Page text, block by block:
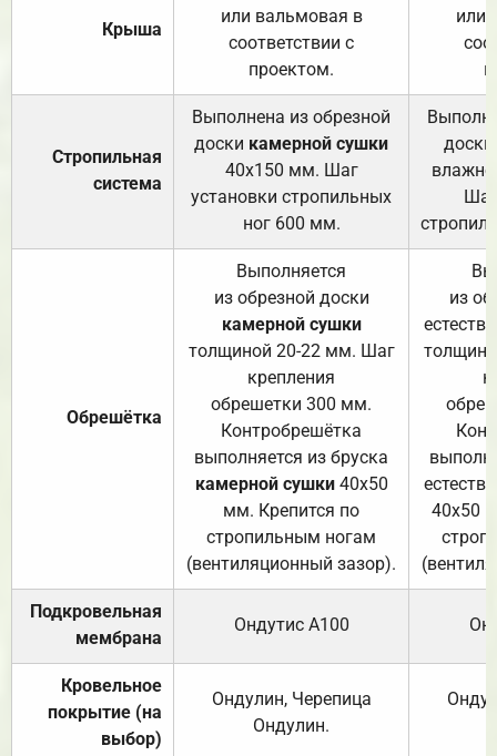
Крыша
или вальмовая в
соответствии с
проектом.
или
Стропильная
система
Выполнена из обрезной
доски камерной сушки
40х150 мм. Шаг
установки стропильных
ног 600 мм.
доски
Обрешётка
Выполняется
из обрезной доски
камерной сушки
толщиной 20-22 мм. Шаг
крепления
обрешетки 300 мм.
Контробрешётка
выполняется из бруска
камерной сушки40х50
мм. Крепится по
стропильным ногам
(вентиляционный зазор).
из
40х50
Подкровельная
мембрана
Ондутис А100
Кровельное
покрытие (на
выбор)
Ондулин, Черепица
Ондулин.